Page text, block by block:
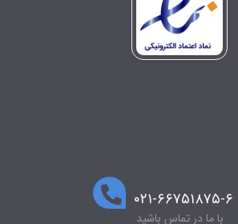
۰۲۱-۶۶۷۵۱۸۷۵-۶
با ما در تماس باشید